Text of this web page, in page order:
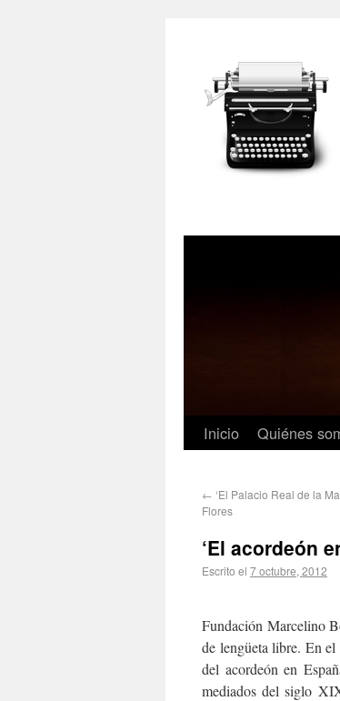
Inicio Quiénes
← ‘El Palacio Real de la
Flores
‘El acordeón
Escrito el 7 octubre, 2012
Fundación Marcelino
de lengüeta libre. En
del acordeón en
mediados del siglo